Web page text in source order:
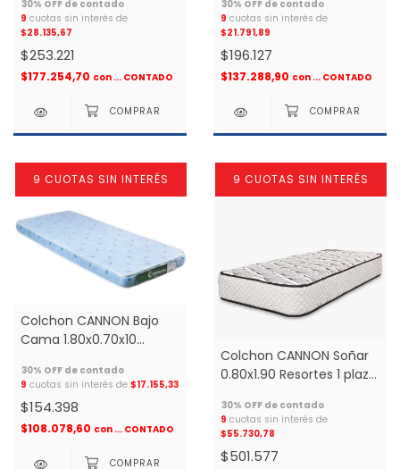
TODO matelaseado 1
plaza *
9 cuotas sin interés de
$28.135,67
$253.221
$177.254,70 con ... CONTADO
1 plaza *
9 cuotas sin interés de
$21.791,89
$196.127
$137.288,90 con ... CONTADO
9 CUOTAS SIN INTERÉS
Colchon CANNON Bajo
Cama 1.80x0.70x10
9 cuotas sin interés de $17.155,33
$154.398
$108.078,60 con ... CONTADO
9 CUOTAS SIN INTERÉS
Colchon CANNON Soñar
0.80x1.90 Resortes 1 plaza
9 cuotas sin interés de
$55.730,78
$501.577